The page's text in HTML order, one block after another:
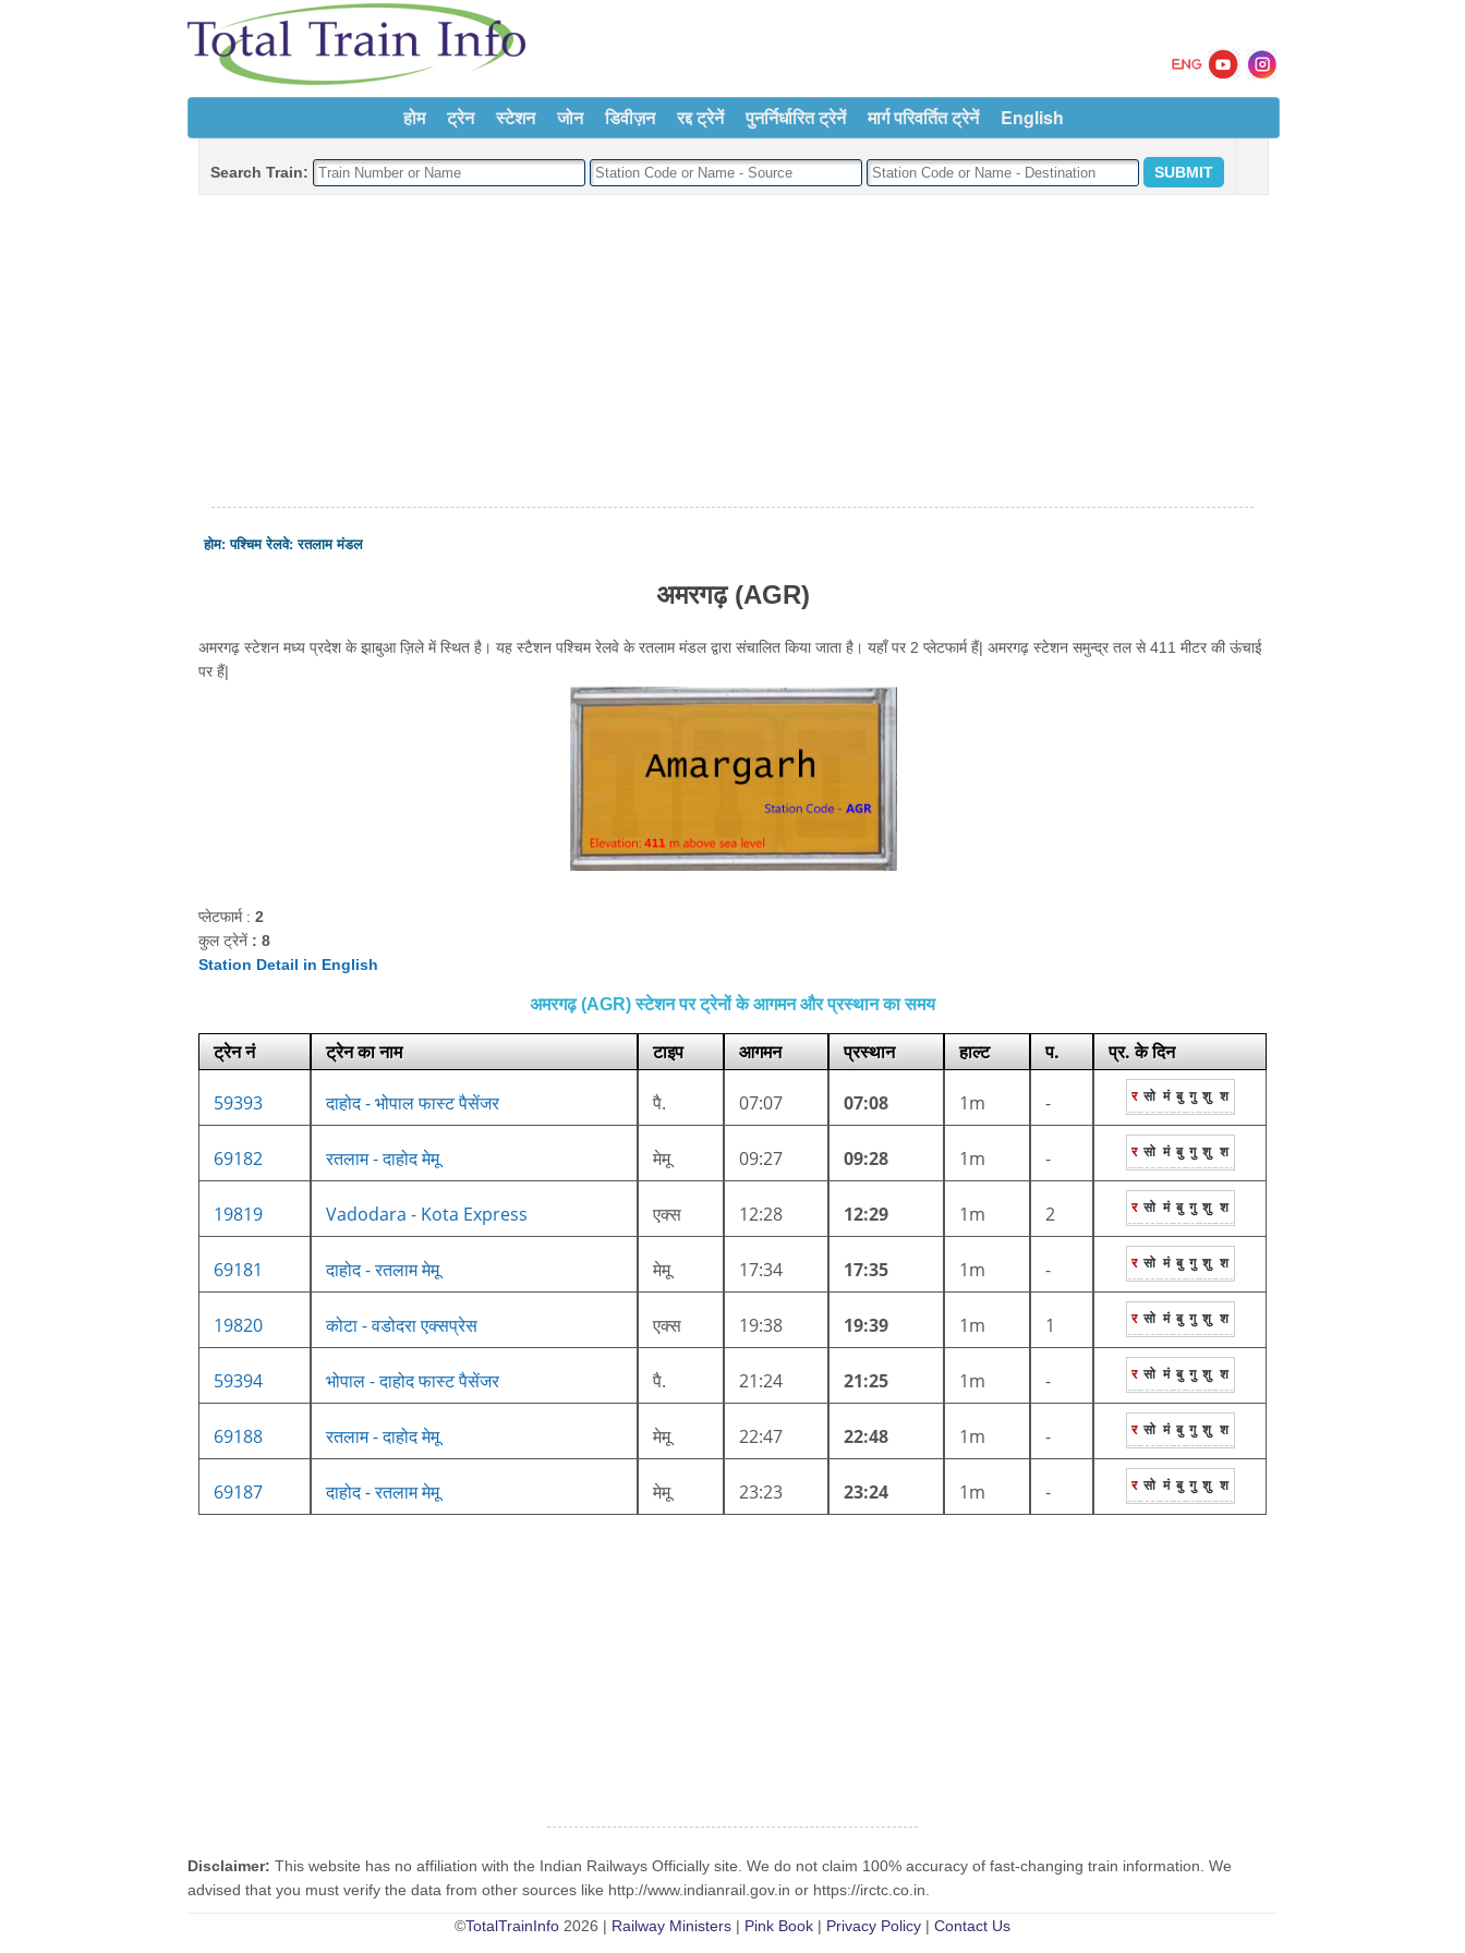
होम ट्रेन स्टेशन जोन डिवीज़न रद्द ट्रेनें पुनर्निर्धारित ट्रेनें मार्ग परिवर्तित ट्रेनें English
Search Train:
होम:पश्चिम रेलवे:रतलाम मंडल
अमरगढ़ (AGR)
अमरगढ़ स्टेशन मध्य प्रदेश के झाबुआ ज़िले में स्थित है। यह स्टैशन पश्चिम रेलवे के रतलाम मंडल द्वारा संचालित किया जाता है। यहाँ पर 2 प्लेटफार्म हैं| अमरगढ़ स्टेशन समुन्द्र तल से 411 मीटर की ऊंचाई
पर हैं|
प्लेटफार्म : 2
कुल ट्रेनें : 8
Station Detail in English
अमरगढ़ (AGR) स्टेशन पर ट्रेनों के आगमन और प्रस्थान का समय
ट्रेन नं ट्रेन का नाम टाइप आगमन प्रस्थान हाल्ट प. प्र. के दिन
59393 दाहोद - भोपाल फास्ट पैसेंजर पै. 07:07 07:08 1m - र सो मं बु गु शु श
69182 रतलाम - दाहोद मेमू मेमू 09:27 09:28 1m - र सो मं बु गु शु श
19819 Vadodara - Kota Express एक्स 12:28 12:29 1m 2 र सो मं बु गु शु श
69181 दाहोद - रतलाम मेमू मेमू 17:34 17:35 1m - र सो मं बु गु शु श
19820 कोटा - वडोदरा एक्सप्रेस एक्स 19:38 19:39 1m 1 र सो मं बु गु शु श
59394 भोपाल - दाहोद फास्ट पैसेंजर पै. 21:24 21:25 1m - र सो मं बु गु शु श
69188 रतलाम - दाहोद मेमू मेमू 22:47 22:48 1m - र सो मं बु गु शु श
69187 दाहोद - रतलाम मेमू मेमू 23:23 23:24 1m - र सो मं बु गु शु श
Disclaimer: This website has no affiliation with the Indian Railways Officially site. We do not claim 100% accuracy of fast-changing train information. We
advised that you must verify the data from other sources like http://www.indianrail.gov.in or https://irctc.co.in.
©TotalTrainInfo 2026 | Railway Ministers | Pink Book | Privacy Policy | Contact Us